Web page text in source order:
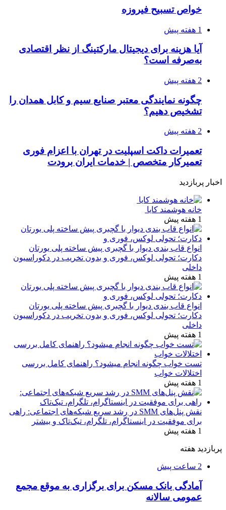
خواص تسبیح فیروزه
1 هفته پیش
آیا هزینه برای دیجیتال مارکتینگ از نظر اقتصادی
به‌صرفه است؟
2 هفته پیش
چگونه نمایندگی معتبر صنایع سیم و کابل همدان را
تشخیص دهیم؟
2 هفته پیش
تعمیرات داکت اسپلیت در تهران با اعزام فوری
تعمیرکار متخصص | خدمات ایران برودت
اخبار پربازدید
خانه هوشمند کایا
1 هفته پیش
انواع قاب بندی دیوار با گچبری پیش ساخته پلی یورتان
دکارت؛ تحولی لوکس، فوری و بدون تخریب در دکوراسیون
داخلی
1 هفته پیش
انواع قاب بندی دیوار با گچبری پیش ساخته پلی یورتان
دکارت؛ تحولی لوکس، فوری و بدون تخریب در دکوراسیون
داخلی
1 هفته پیش
تست خواب چگونه انجام میشود؟ راهنمای کامل بررسی
اختلالات خواب
1 هفته پیش
نقش پنل‌های SMM در رشد سریع شبکه‌های اجتماعی: راهی
برای موفقیت در اینستاگرام، تلگرام، تیک‌تاک و بیشتر
1 هفته پیش
پربازدید هفته
2 ساعت پیش
آمادگی بانک مسکن برای برگزاری به موقع مجمع
عمومی سالانه